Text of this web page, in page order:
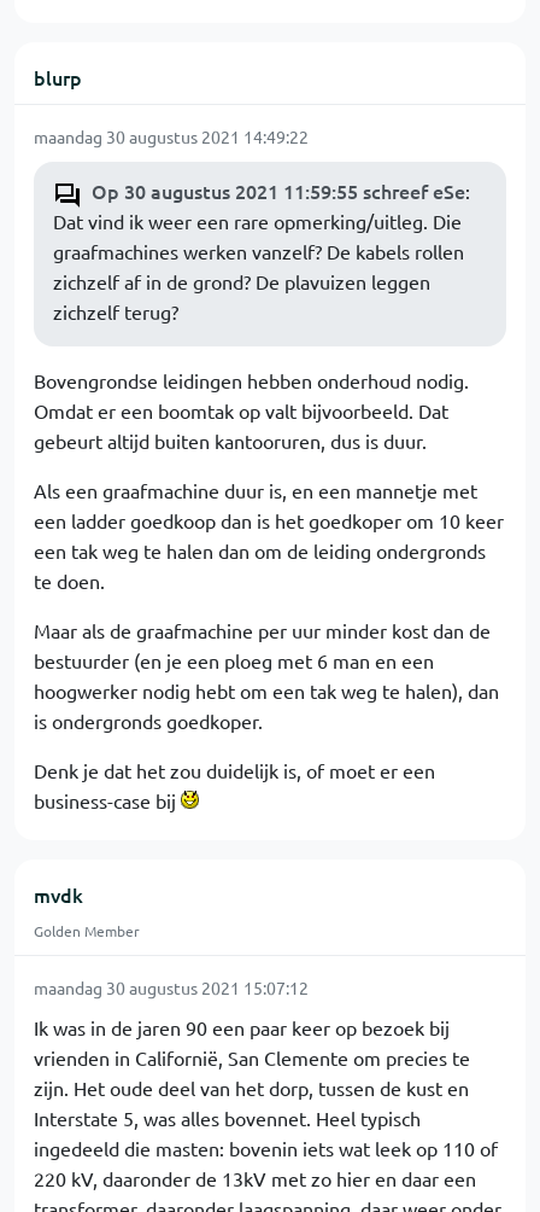
blurp
maandag 30 augustus 2021 14:49:22
Op 30 augustus 2021 11:59:55 schreef eSe:
Dat vind ik weer een rare opmerking/uitleg. Die
graafmachines werken vanzelf? De kabels rollen
zichzelf af in de grond? De plavuizen leggen
zichzelf terug?
Bovengrondse leidingen hebben onderhoud nodig.
Omdat er een boomtak op valt bijvoorbeeld. Dat
gebeurt altijd buiten kantooruren, dus is duur.
Als een graafmachine duur is, en een mannetje met
een ladder goedkoop dan is het goedkoper om 10 keer
een tak weg te halen dan om de leiding ondergronds
te doen.
Maar als de graafmachine per uur minder kost dan de
bestuurder (en je een ploeg met 6 man en een
hoogwerker nodig hebt om een tak weg te halen), dan
is ondergronds goedkoper.
Denk je dat het zou duidelijk is, of moet er een
business-case bij
mvdk
Golden Member
maandag 30 augustus 2021 15:07:12
Ik was in de jaren 90 een paar keer op bezoek bij
vrienden in Californië, San Clemente om precies te
zijn. Het oude deel van het dorp, tussen de kust en
Interstate 5, was alles bovennet. Heel typisch
ingedeeld die masten: bovenin iets wat leek op 110 of
220 kV, daaronder de 13kV met zo hier en daar een